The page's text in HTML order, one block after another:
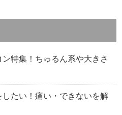
特集！ちゅるん系や大きさ
したい！痛い・できないを解